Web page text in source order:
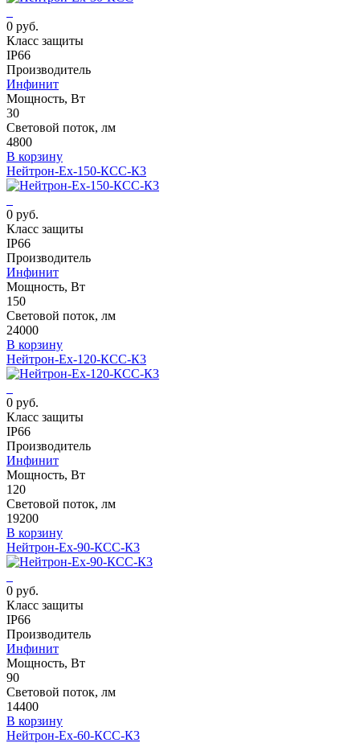
0 руб.
Класс защиты
IP66
Производитель
Инфинит
Мощность, Вт
30
Световой поток, лм
4800
В корзину
Нейтрон-Ех-150-КСС-К3
0 руб.
Класс защиты
IP66
Производитель
Инфинит
Мощность, Вт
150
Световой поток, лм
24000
В корзину
Нейтрон-Ех-120-КСС-К3
0 руб.
Класс защиты
IP66
Производитель
Инфинит
Мощность, Вт
120
Световой поток, лм
19200
В корзину
Нейтрон-Ех-90-КСС-К3
0 руб.
Класс защиты
IP66
Производитель
Инфинит
Мощность, Вт
90
Световой поток, лм
14400
В корзину
Нейтрон-Ех-60-КСС-К3